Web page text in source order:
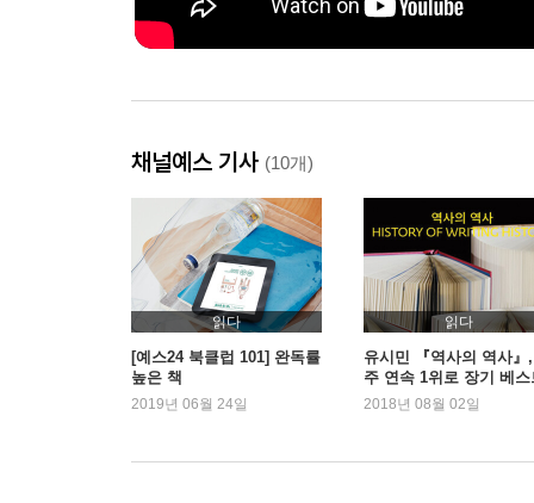
채널예스 기사 (10개)
읽다
[예스24 북클럽 101] 완독률
높은 책
2019년 06월 24일
읽다
유시민 『역사의 역사』
주 연속 1위로 장기 베스
셀러 입지
2018년 08월 02일